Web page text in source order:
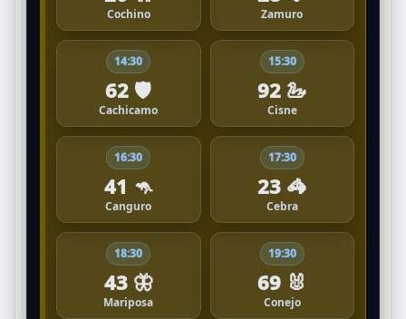
Cochino Zamuro
14:30
62 🛡️
Cachicamo
15:30
92 🦢
Cisne
16:30
41 🦘
Canguro
17:30
23 🦓
Cebra
18:30
43 🦋
Mariposa
19:30
69 🐰
Conejo